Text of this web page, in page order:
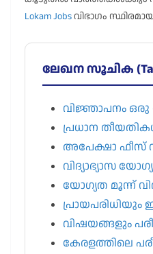
Lokam Jobs വിഭാഗം
ലേഖന സൂചിക
വിജ്ഞാപനം ഒരു
പ്രധാന
അപേക്ഷാ ഫീസ്
വിദ്യാഭ്യാസ
യോഗ്യത മൂന്ന്
വിഷയങ്ങളും
കേരളത്തിലെ